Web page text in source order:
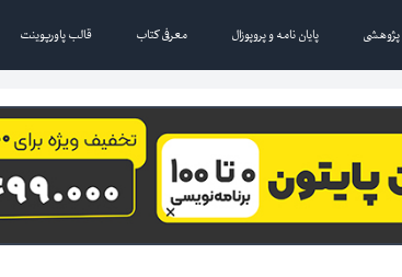
پایان نامه و پروپوزال معرفی کتاب قالب پاورپوینت